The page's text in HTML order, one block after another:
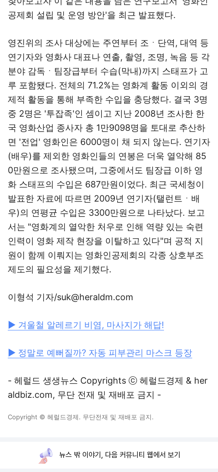
공제회 설립 및 운영 방안'을 최근 발표했다.
영진위의 조사 대상에는 주연부터 조ㆍ단역, 대역 등
연기자와 영화사 대표나 연출, 촬영, 조명, 녹음 등 각
분야 감독ㆍ팀장급부터 수습(막내)까지 스태프가 고
루 포함됐다. 전체의 71.2%는 영화계 활동 이외의 경
제적 활동을 통해 부족한 수입을 충당했다. 결국 3명
중 2명은 '투잡족'인 셈이고 지난 2008년 조사한 한
국 영화산업 종사자 총 1만9098명을 토대로 추산하
면 '전업' 영화인은 6000명이 채 되지 않는다. 연기자
(배우)를 제외한 영화인들의 연봉은 더욱 열악해 85
0만원으로 조사됐으며, 그중에서도 팀장급 이하 영
화 스태프의 수입은 687만원이었다. 최근 국세청이
발표한 자료에 따르면 2009년 연기자(탤런트ㆍ배
우)의 연평균 수입은 3300만원으로 나타났다. 보고
서는 "영화계의 열악한 처우로 인해 역량 있는 숙련
인력이 영화 제작 현장을 이탈하고 있다"며 공적 지
원이 함께 이뤄지는 영화인공제회의 각종 상호부조
제도의 필요성을 제기했다.
이형석 기자/suk@heraldm.com
▶ 겨울철 알레르기 비염, 마사지가 해답!
▶ 정말로 예뻐질까? 자동 피부관리 마스크 등장
- 헤럴드 생생뉴스 Copyrights ⓒ 헤럴드경제 & her
aldbiz.com, 무단 전재 및 재배포 금지 -
Copyright © 헤럴드경제. 무단전재 및 재배포 금지.
뉴스 밖 이야기, 다음 커뮤니티 웹에서 보기